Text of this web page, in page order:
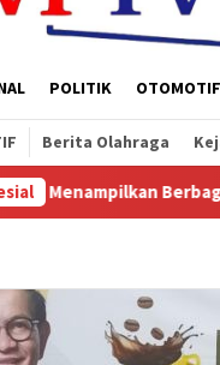
POLITIK OTOMOTIF
Berita Olahraga
Produk